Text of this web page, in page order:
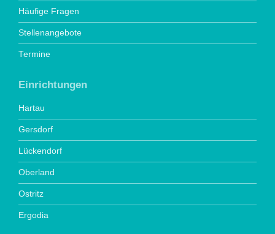
Häufige Fragen
Stellenangebote
Termine
Einrichtungen
Hartau
Gersdorf
Lückendorf
Oberland
Ostritz
Ergodia